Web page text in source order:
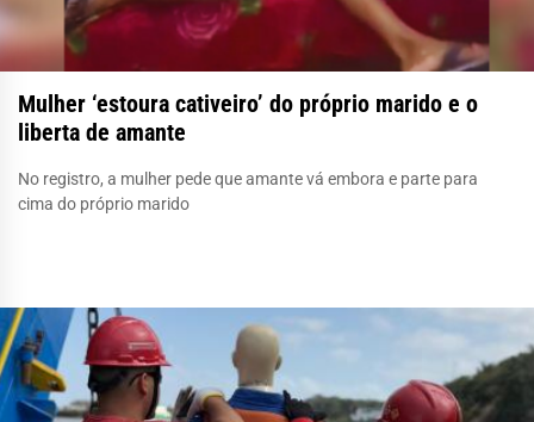
Mulher ‘estoura cativeiro’ do próprio marido e o
liberta de amante
No registro, a mulher pede que amante vá embora e parte para
cima do próprio marido